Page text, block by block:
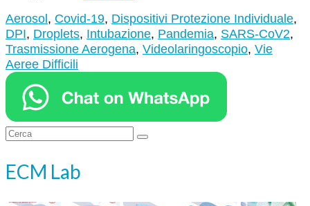
Aerosol, Covid-19, Dispositivi Protezione Individuale,
DPI, Droplets, Intubazione, Pandemia, SARS-CoV2,
Trasmissione Aerogena, Videolaringoscopio, Vie
Aeree Difficili
Cerca:
ECM Lab